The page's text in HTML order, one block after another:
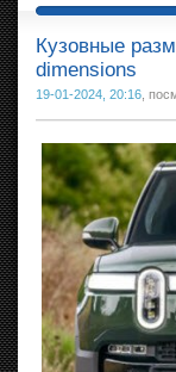
Кузовные
dimensions
19-01-2024, 20:16 ,